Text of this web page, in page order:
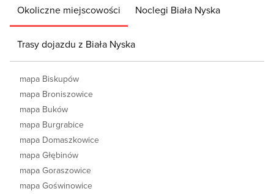
Okoliczne miejscowości Noclegi Biała Nyska
Trasy dojazdu z Biała Nyska
mapa Biskupów
mapa Broniszowice
mapa Buków
mapa Burgrabice
mapa Domaszkowice
mapa Głębinów
mapa Goraszowice
mapa Goświnowice